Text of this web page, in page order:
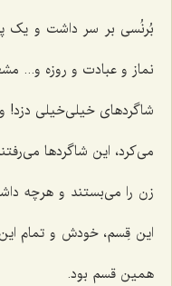
بُرنُسی بر سر داشت و یک
نماز و عبادت و روزه و...
شاگردهای خیلی‌خیلی دزد! و
می‌کرد، این شاگردها
زن را می‌بستند و هرچه
این قِسم، خودش و تمام
همین قسم بود.